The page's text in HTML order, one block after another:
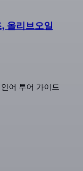
올리브오일
어 투어 가이드